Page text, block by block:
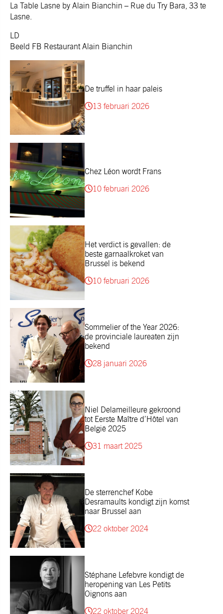
La Table Lasne by Alain Bianchin – Rue du Try Bara, 33 te
Lasne.
LD
Beeld FB Restaurant Alain Bianchin
De truffel in haar paleis
13 februari 2026
Chez Léon wordt Frans
10 februari 2026
Het verdict is gevallen: de
beste garnaalkroket van
Brussel is bekend
10 februari 2026
Sommelier of the Year 2026:
de provinciale laureaten zijn
bekend
28 januari 2026
Niel Delameilleure gekroond
tot Eerste Maître d’Hôtel van
België 2025
31 maart 2025
De sterrenchef Kobe
Desramaults kondigt zijn komst
naar Brussel aan
22 oktober 2024
Stéphane Lefebvre kondigt de
heropening van Les Petits
Oignons aan
22 oktober 2024